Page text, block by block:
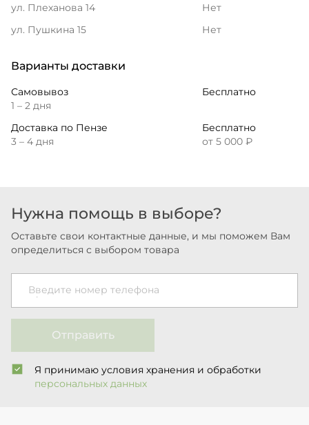
ул. Плеханова 14
Нет
ул. Пушкина 15
Нет
Варианты доставки
Самовывоз
1 – 2 дня
Бесплатно
Доставка по Пензе
3 – 4 дня
Бесплатно
от 5 000 ₽
Нужна помощь в выборе?
Оставьте свои контактные данные, и мы поможем Вам
определиться с выбором товара
Введите номер телефона
Отправить
Я принимаю условия хранения и обработки
персональных данных